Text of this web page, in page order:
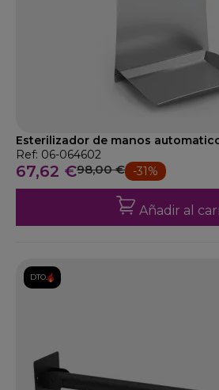
Esterilizador de manos
Ref: 06-064602
67,62 €98,00 € -31%
Añadir al
DTO.